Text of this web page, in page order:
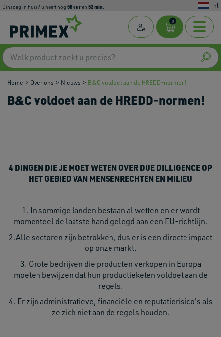
dinsdag in huis? u heeft nog 58uuren 52min nl
0
Home Over ons Nieuws B&C voldoet aan de HREDD-normen!
B&C voldoet aan de HREDD-normen!
4 DINGEN DIE JE MOET WETEN OVER DUE DILLIGENCE OP
HET GEBIED VAN MENSENRECHTEN EN MILIEU
1. In sommige landen bestaan al wetten en er wordt
momenteel de laatste hand gelegd aan een EU-richtlijn.
2.Alle sectoren zijn betrokken, dus er is een directe impact
op onze markt.
3. Grote bedrijven die producten verkopen in Europa
moeten bewijzen dat hun productieketen voldoet aan de
regels.
4. Er zijn administratieve, financiële en reputatierisico's als
ze zich niet aan de regels houden.